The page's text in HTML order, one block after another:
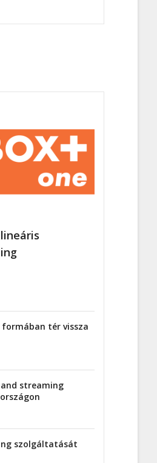
tér vissza
streaming
szolgáltatását